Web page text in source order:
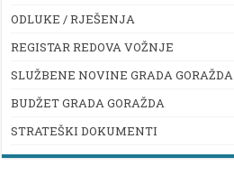
ODLUKE / RJEŠENJA
REGISTAR REDOVA VOŽNJE
SLUŽBENE NOVINE GRADA GORAŽDA
BUDŽET GRADA GORAŽDA
STRATEŠKI DOKUMENTI